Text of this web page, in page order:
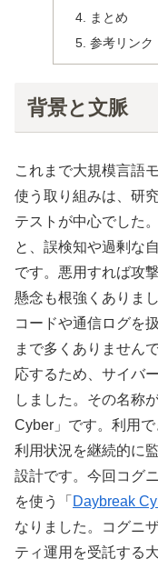
まとめ
参考リンク
背景と文脈
これまで大規模言語
使う取り組みは、研
テストが中心でした
と、誤検知や過剰な
です。悪用すれば攻
懸念も根強くありま
コードや通信ログを
まで多くありません
応するため、サイバ
しました。その名称
Cyber」です。利用で
利用状況を継続的に
設計です。今回コグ
を使う「 Daybreak
なりました。コグニ
ティ運用を受託する